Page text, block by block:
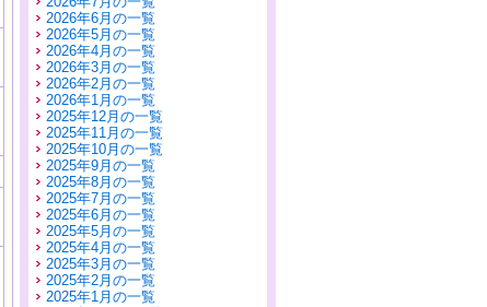
2026年6月の一覧
2026年5月の一覧
2026年4月の一覧
2026年3月の一覧
2026年2月の一覧
2026年1月の一覧
2025年12月の一覧
2025年11月の一覧
2025年10月の一覧
2025年9月の一覧
2025年8月の一覧
2025年7月の一覧
2025年6月の一覧
2025年5月の一覧
2025年4月の一覧
2025年3月の一覧
2025年2月の一覧
2025年1月の一覧